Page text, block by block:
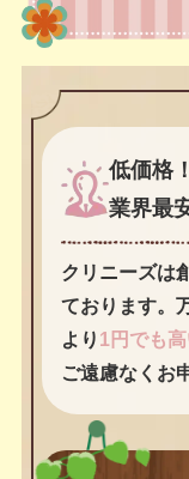
低価格！
業界最
クリニーズは
ております。
より 1円でも
ご遠慮なくお